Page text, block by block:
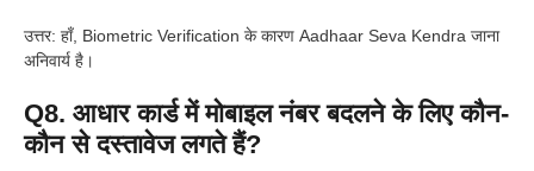
उत्तर: हाँ, Biometric Verification के कारण Aadhaar Seva Kendra जाना
अनिवार्य है।
Q8. आधार कार्ड में मोबाइल नंबर बदलने के लिए कौन-
कौन से दस्तावेज लगते हैं?